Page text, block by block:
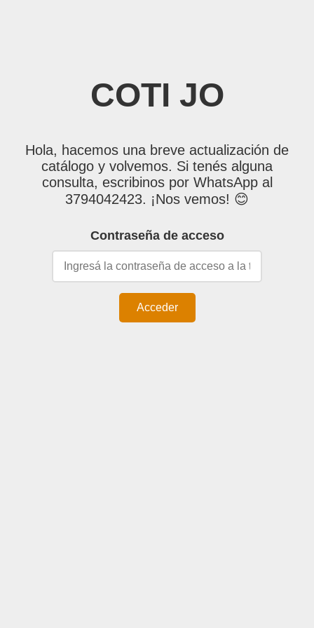
COTI JO
Hola, hacemos una breve actualización de
catálogo y volvemos. Si tenés alguna
consulta, escribinos por WhatsApp al
3794042423. ¡Nos vemos! 😊
Contraseña de acceso
Acceder